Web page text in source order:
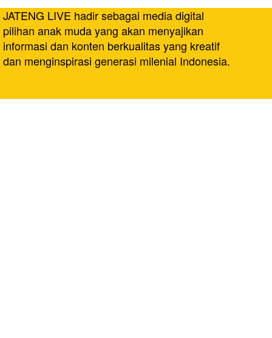
JATENG LIVE hadir sebagai media digital
pilihan anak muda yang akan menyajikan
informasi dan konten berkualitas yang kreatif
dan menginspirasi generasi milenial Indonesia.